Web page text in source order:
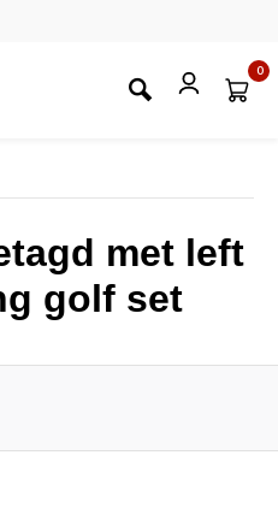
0
met left
golf set